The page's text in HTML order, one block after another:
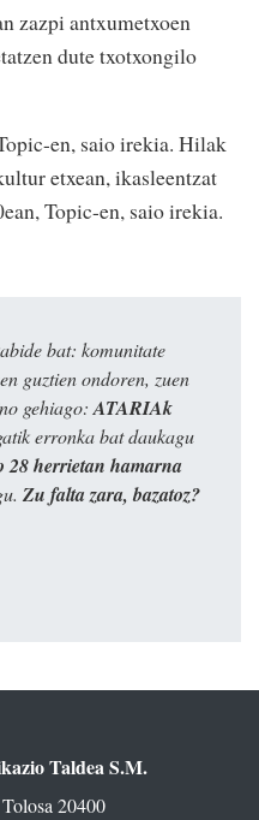
zazpi antxumetxoen
dute txotxongilo
en, saio irekia. Hilak
etxean, ikasleentzat
Topic-en, saio irekia.
bat: komunitate
guztien ondoren, zuen
gehiago: ATARIAk
erronka bat daukagu
28 herrietan hamarna
Zu falta zara, bazatoz?
Taldea S.M.
20400